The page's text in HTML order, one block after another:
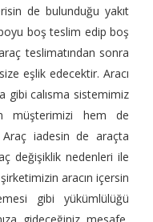
de bulunduğu yakıt
boş teslim edip boş
teslimatından sonra
eşlik edecektir. Aracı
calısma sistemimiz
müşterimizi hem de
iadesin de araçta
değişiklik nedenleri ile
aracın içersin
gibi yükümlülüğü